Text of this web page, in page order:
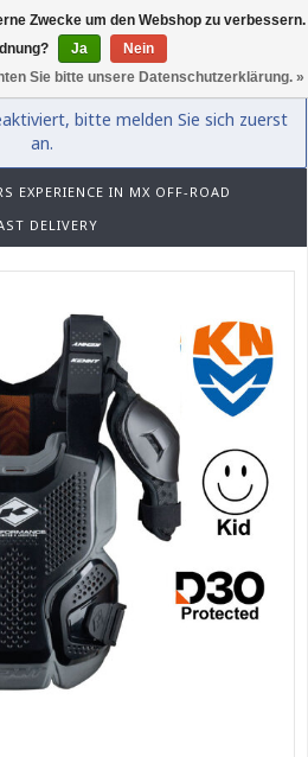
0
bitte melden Sie sich zuerst
an.
EXPERIENCE IN MX OFF-ROAD
DELIVERY
Zwecke um den Webshop zu verbessern.
Ja
Nein
Sie bitte unsere Datenschutzerklärung. »